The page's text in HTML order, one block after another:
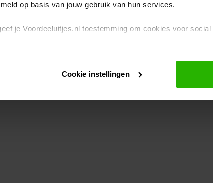
op basis van jouw gebruik van hun services.
je Voordeeluitjes.nl toestemming om cookies voor
zelf instellen welke cookies worden geplaatst. Je kunt je
Cookie instellingen